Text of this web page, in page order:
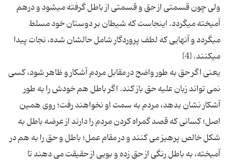
ولى چون قسمتى از حق و قسمتى از باطل گرفته مى‏شود و درهم
آمیخته مى‏گردد. اینجاست كه شیطان بر دوستان خود مسلط
مى‏گردد و آنهایى كه لطف پروردگار شامل حالشان شده، نجات پیدا
یعنی اگر حق به طور واضح در مقابل مردم آشکار و ظاهر شود، کسى
نمی تواند زبان علیه حق باز کند. اگر باطل هم خودش را به طور
آشکار نشان بدهد، مردم به سمت او نخواهند رفت؛ روی همین
اصل؛ کسانى که قصد گمراه کردن مردم را دارند از عرضه باطل به
شکل خالص پرهیز می کنند و در مقام عمل؛ باطل و حق را به هم در
آمیخته، به باطل رنگی از حق زده و بویی از حقیقت می دهند تا